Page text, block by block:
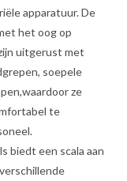
apparatuur. De
het oog op
uitgerust met
soepele
ze
te
biedt een scala aan